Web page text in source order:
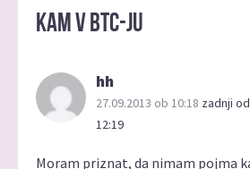
kam v btc-ju
hh
27.09.2013 ob 10:18 zadnji
12:19
Moram priznat, da nimam pojma